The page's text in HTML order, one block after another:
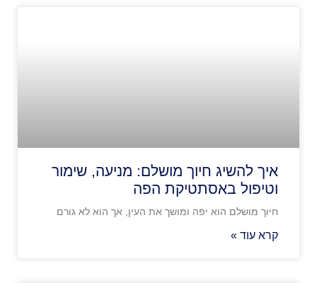
איך להשיג חיוך מושלם: מניעה, שימור
וטיפול באסתטיקת הפה
חיוך מושלם הוא יפה ומושך את העין, אך הוא לא גורם
קרא עוד »